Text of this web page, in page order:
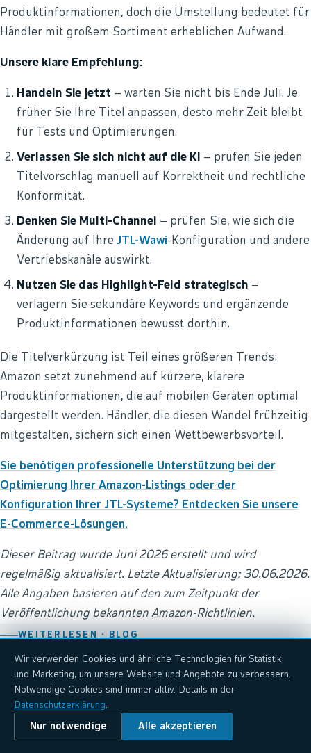
Produktinformationen, doch die Umstellung bedeutet für
Händler mit großem Sortiment erheblichen Aufwand.
Unsere klare Empfehlung:
Handeln Sie jetzt – warten Sie nicht bis Ende Juli. Je
früher Sie Ihre Titel anpassen, desto mehr Zeit bleibt
für Tests und Optimierungen.
Verlassen Sie sich nicht auf die KI – prüfen Sie jeden
Titelvorschlag manuell auf Korrektheit und rechtliche
Konformität.
Denken Sie Multi-Channel – prüfen Sie, wie sich die
Änderung auf Ihre JTL-Wawi-Konfiguration und andere
Vertriebskanäle auswirkt.
Nutzen Sie das Highlight-Feld strategisch –
verlagern Sie sekundäre Keywords und ergänzende
Produktinformationen bewusst dorthin.
Die Titelverkürzung ist Teil eines größeren Trends:
Amazon setzt zunehmend auf kürzere, klarere
Produktinformationen, die auf mobilen Geräten optimal
dargestellt werden. Händler, die diesen Wandel frühzeitig
mitgestalten, sichern sich einen Wettbewerbsvorteil.
Sie benötigen professionelle Unterstützung bei der
Optimierung Ihrer Amazon-Listings oder der
Konfiguration Ihrer JTL-Systeme? Entdecken Sie unsere
E-Commerce-Lösungen.
Dieser Beitrag wurde Juni 2026 erstellt und wird
regelmäßig aktualisiert. Letzte Aktualisierung: 30.06.2026.
Alle Angaben basieren auf den zum Zeitpunkt der
Veröffentlichung bekannten Amazon-Richtlinien.
WEITERLESEN · BLOG
Das könnte Sie auch interessieren.
Alle Beiträge im Blog →
Wir verwenden Cookies und ähnliche Technologien für Statistik
und Marketing, um unsere Website und Angebote zu verbessern.
Notwendige Cookies sind immer aktiv. Details in der
Datenschutzerklärung.
Nur notwendige Alle akzeptieren